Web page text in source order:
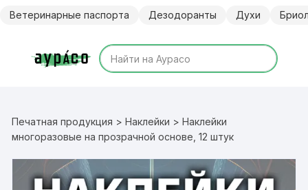
Ветеринарные паспорта Дезодоранты Духи
Печатная продукция >Наклейки > Наклейки
многоразовые на прозрачной основе, 12 штук